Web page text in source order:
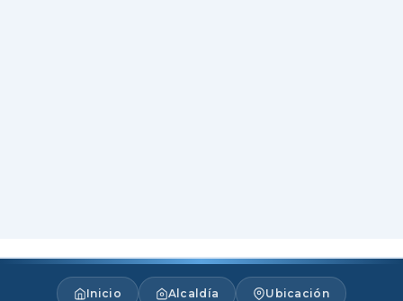
Inicio Alcaldía Ubicación